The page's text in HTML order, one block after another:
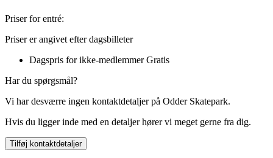
Priser for entré:
Priser er angivet efter dagsbilleter
Dagspris for ikke-medlemmerGratis
Har du spørgsmål?
Vi har desværre ingen kontaktdetaljer på Odder Skatepark.
Hvis du ligger inde med en detaljer hører vi meget gerne fra dig.
Tilføj kontaktdetaljer